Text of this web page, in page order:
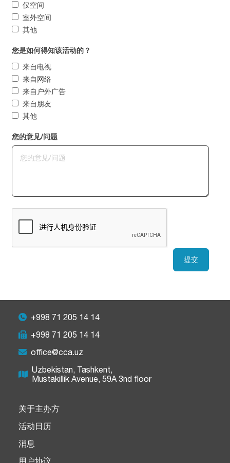
仅空间
室外空间
其他
您是如何得知该活动的？
来自电视
来自网络
来自户外广告
来自朋友
其他
您的意见/问题
提交
+998 71 205 14 14
+998 71 205 14 14
office@cca.uz
Uzbekistan, Tashkent,
Mustakillik Avenue, 59A 3nd floor
关于主办方
活动日历
消息
用户协议